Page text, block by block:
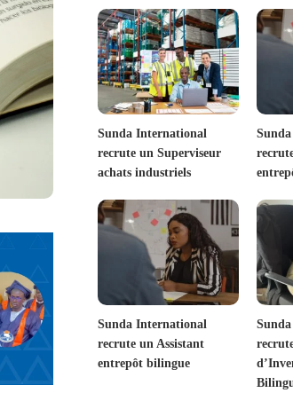
Sunda International
recrute un Superviseur
achats industriels
Sunda International
recrute un Assistant
entrepôt bilingue